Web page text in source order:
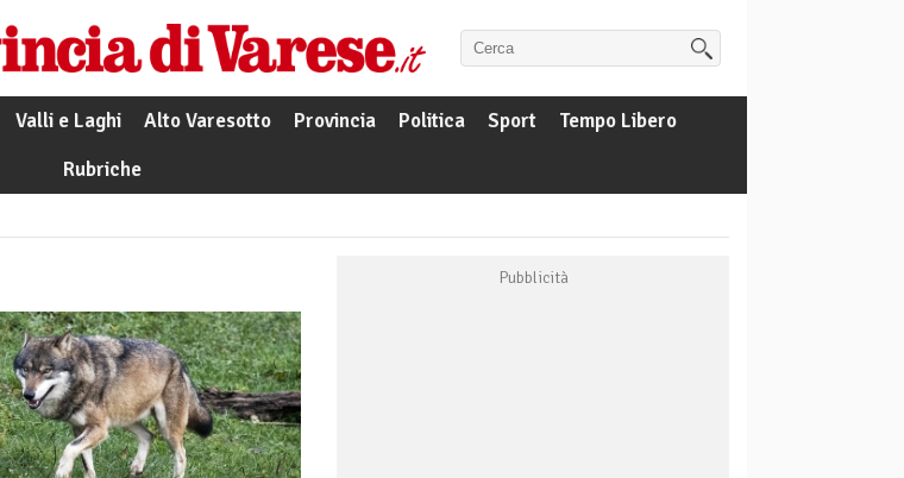
Valli e Laghi Alto Varesotto Provincia Politica Sport
Tempo Libero
Rubriche